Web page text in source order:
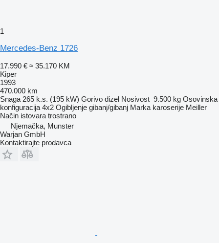
1
Mercedes-Benz 1726
17.990 € ≈ 35.170 KM
Kiper
1993
470.000 km
Snaga 265 k.s. (195 kW) Gorivo dizel Nosivost 9.500 kg Osovinska
konfiguracija 4x2 Ogibljenje gibanj/gibanj Marka karoserije Meiller
Način istovara trostrano
Njemačka, Munster
Warjan GmbH
Kontaktirajte prodavca